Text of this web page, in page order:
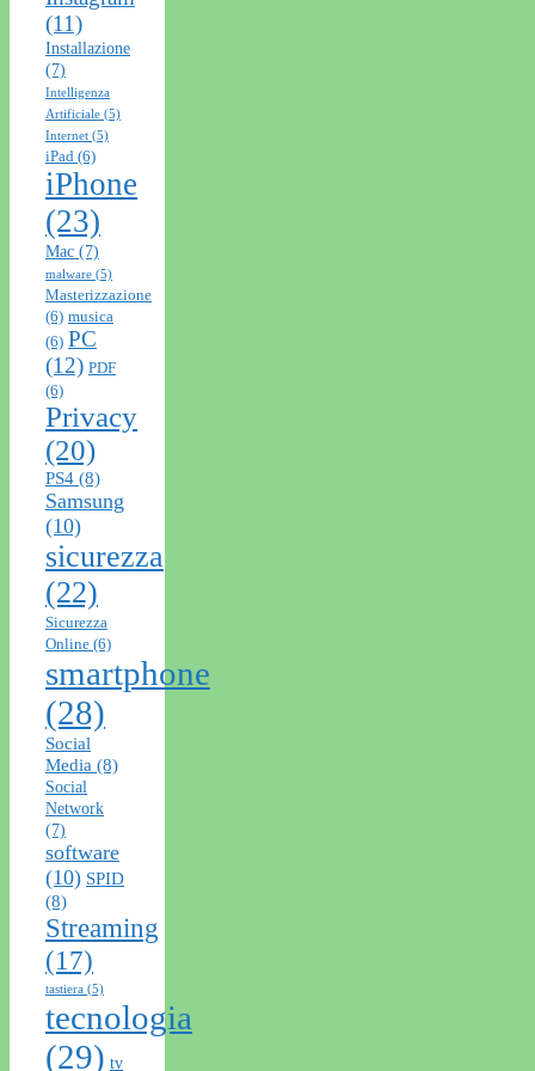
(11)
Installazione
(7)
Intelligenza
Artificiale (5)
Internet (5)
iPad (6)
iPhone
(23)
Mac (7)
malware (5)
Masterizzazione
(6) musica
(6) PC
(12) PDF
(6)
Privacy
(20)
PS4 (8)
Samsung
(10)
sicurezza
(22)
Sicurezza
Online (6)
smartphone
(28)
Social
Media (8)
Social
Network
(7)
software
(10) SPID
(8)
Streaming
(17)
tastiera (5)
tecnologia
(29) tv